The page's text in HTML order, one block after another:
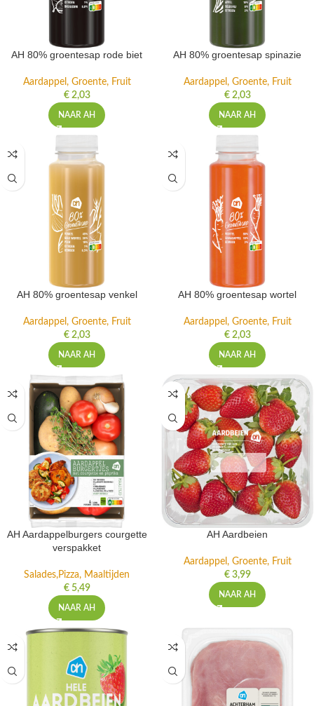
AH 80% groentesap rode biet
Aardappel, Groente, Fruit
€2,03
NAAR AH
AH 80% groentesap spinazie
Aardappel, Groente, Fruit
€2,03
NAAR AH
AH 80% groentesap venkel
Aardappel, Groente, Fruit
€2,03
NAAR AH
AH 80% groentesap wortel
Aardappel, Groente, Fruit
€2,03
NAAR AH
AH Aardappelburgers courgette
verspakket
Salades,Pizza, Maaltijden
€5,49
NAAR AH
AH Aardbeien
Aardappel, Groente, Fruit
€3,99
NAAR AH